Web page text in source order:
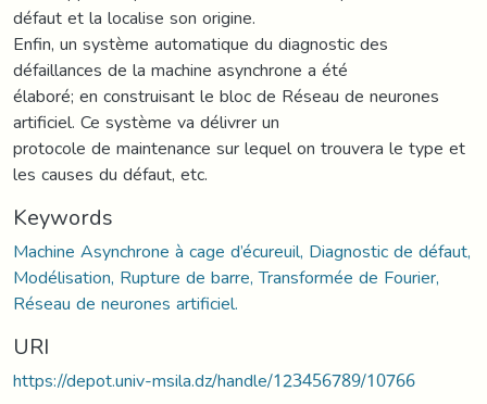
défaut et la localise son origine.
Enfin, un système automatique du diagnostic des
défaillances de la machine asynchrone a été
élaboré; en construisant le bloc de Réseau de neurones
artificiel. Ce système va délivrer un
protocole de maintenance sur lequel on trouvera le type et
les causes du défaut, etc.
Keywords
Machine Asynchrone à cage d’écureuil, Diagnostic de défaut,
Modélisation, Rupture de barre, Transformée de Fourier,
Réseau de neurones artificiel.
URI
https://depot.univ-msila.dz/handle/123456789/10766